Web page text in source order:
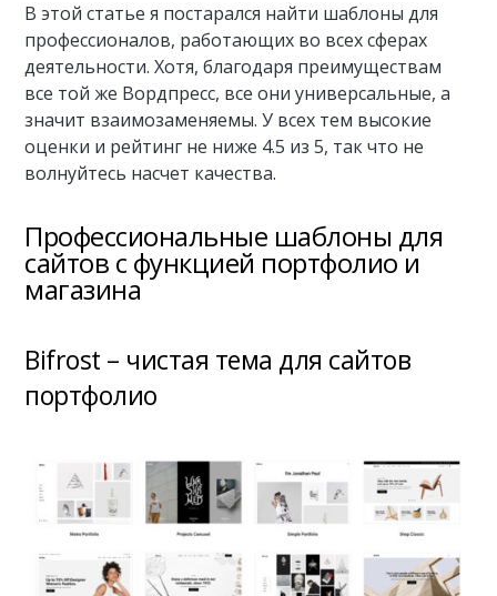
В этой статье я постарался найти шаблоны для
профессионалов, работающих во всех сферах
деятельности. Хотя, благодаря преимуществам
все той же Вордпресс, все они универсальные, а
значит взаимозаменяемы. У всех тем высокие
оценки и рейтинг не ниже 4.5 из 5, так что не
волнуйтесь насчет качества.
Профессиональные шаблоны для
сайтов с функцией портфолио и
магазина
Bifrost – чистая тема для сайтов
портфолио